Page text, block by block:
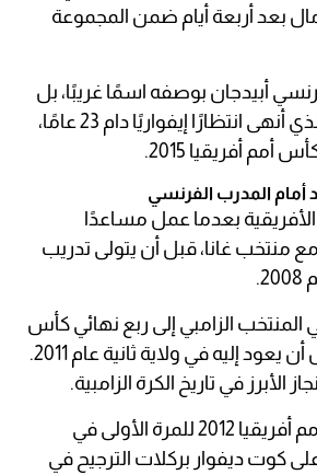
بعد أربعة أيام ضمن المجموعة
أبيدجان بوصفه اسمًا غريبًا، بل
يعود باعتباره الرجل الذي أنهى انتظارًا إيفواريًا دام 23 عامًا،
أفريقيا 2015.
أمام المدرب الفرنسي
الأفريقية بعدما عمل مساعدًا
منتخب غانا، قبل أن يتولى تدريب
المنتخب الزامبي إلى ربع نهائي كأس
أمم أفريقيا 2010، قبل أن يعود إليه في ولاية ثانية عام 2011.
الأبرز في تاريخ الكرة الزامبية.
وفازت زامبيا بكأس أمم أفريقيا 2012 للمرة الأولى في
كوت ديفوار بركلات الترجيح في